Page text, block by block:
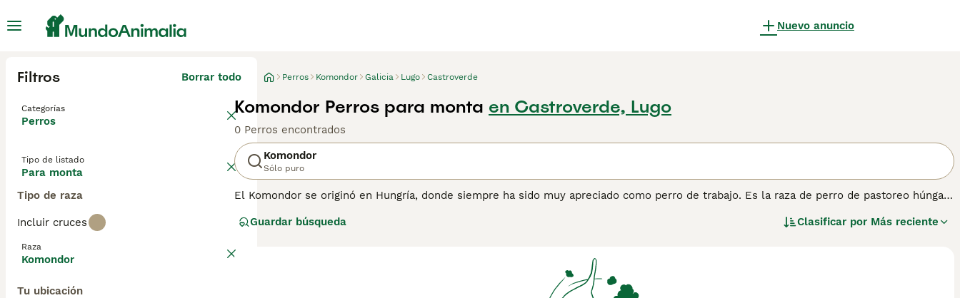
Nuevo anuncio
Filtros Borrar todo
Categorías
Perros
Tipo de listado
Para monta
Tipo de raza
Incluir cruces
Raza
Komondor
Tu ubicación
Perros Komondor Galicia Lugo Castroverde
Komondor Perros para monta en Castroverde, Lugo
0 Perros encontrados
Komondor
Sólo puro
El Komondor se originó en Hungría, donde siempre ha sido muy apreciado como perro de trabajo. Es la raza de perro de pastoreo húngara
compañero canino alerta, leal y valiente a su lado. Son maravillosos perros guardianes y prosperan en un ambiente hogareño. No son
para obtener información sobre esta raza de perro.
Guardar búsqueda Clasificar por Más reciente